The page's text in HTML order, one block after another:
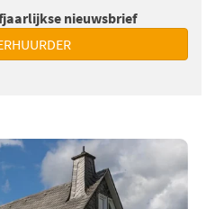
nieuwsbrief